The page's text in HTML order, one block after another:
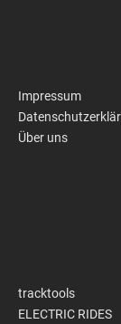
Impressum
Über uns
tracktools
ELECTRIC RIDES